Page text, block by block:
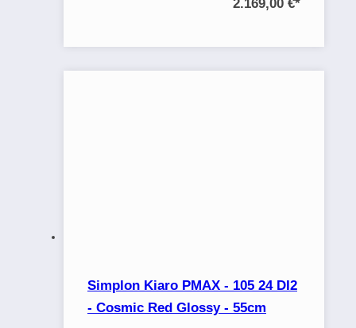
2.169,00 €*
Simplon Kiaro PMAX - 105 24 DI2
- Cosmic Red Glossy - 55cm